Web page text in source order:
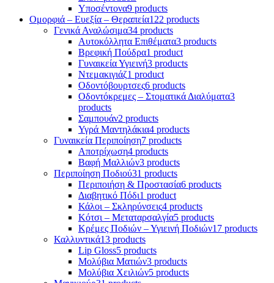
Υποσέντονα9 products
Ομορφιά – Ευεξία – Θεραπεία122 products
Γενικά Αναλώσιμα34 products
Αυτοκόλλητα Επιθέματα3 products
Βρεφική Πούδρα1 product
Γυναικεία Υγιεινή3 products
Ντεμακιγιάζ1 product
Οδοντόβουρτσες6 products
Οδοντόκρεμες – Στοματικά Διαλύματα3
products
Σαμπουάν2 products
Υγρά Μαντηλάκια4 products
Γυναικεία Περιποίηση7 products
Αποτρίχωση4 products
Βαφή Μαλλιών3 products
Περιποίηση Ποδιού31 products
Περιποιήση & Προστασία6 products
Διαβητικό Πόδι1 product
Κάλοι – Σκληρύνσεις4 products
Κότσι – Μεταταρσαλγία5 products
Κρέμες Ποδιών – Υγιεινή Ποδιών17 products
Καλλυντικά13 products
Lip Gloss5 products
Μολύβια Ματιών3 products
Μολύβια Χειλιών5 products